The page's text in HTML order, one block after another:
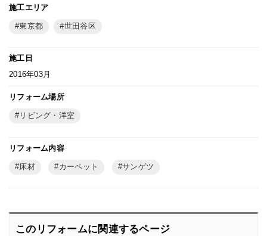
施工エリア
東京都 世田谷区
施工日
2016年03月
リフォーム場所
リビング・洋室
リフォーム内容
床材 カーペット サンゲツ
このリフォームに関連するページ